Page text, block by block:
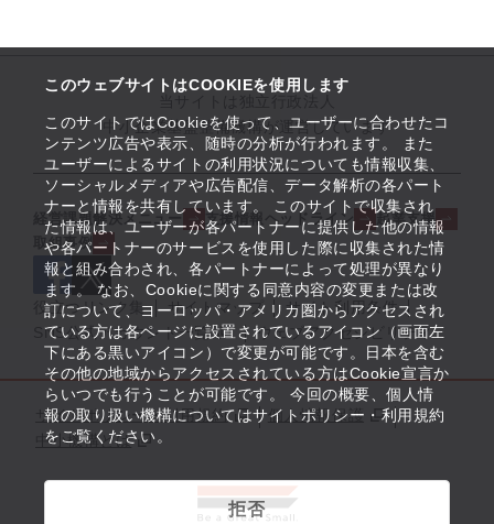
このウェブサイトはCOOKIEを使用します
このサイトではCookieを使って、ユーザーに合わせたコ
ンテンツ広告や表示、随時の分析が行われます。 また
ユーザーによるサイトの利用状況についても情報収集、
ソーシャルメディアや広告配信、データ解析の各パート
ナーと情報を共有しています。 このサイトで収集され
た情報は、ユーザーが各パートナーに提供した他の情報
や各パートナーのサービスを使用した際に収集された情
報と組み合わされ、各パートナーによって処理が異なり
ます。 なお、Cookieに関する同意内容の変更または改
訂について、ヨーロッパ・アメリカ圏からアクセスされ
ている方は各ページに設置されているアイコン（画面左
下にある黒いアイコン）で変更が可能です。日本を含む
その他の地域からアクセスされている方はCookie宣言か
らいつでも行うことが可能です。 今回の概要、個人情
報の取り扱い機構についてはサイトポリシー・利用規約
をご覧ください。
拒否
中小企業基盤整備機構が運営しています
経営課題解決メニュー 支援情報ヘッドライン
起業支援
取組事例
役立つリンク集 サイトマップ
サイト利用条件
SNS公式アカウント一覧
ウェブアクセシビリティ
サイトポリシー・利用規約
個人情報保護
中小機構とは